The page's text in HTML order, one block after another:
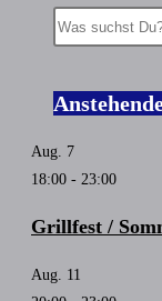
Suchen
Aug. 7
18:00 - 23:00
Grillfest /
Aug. 11